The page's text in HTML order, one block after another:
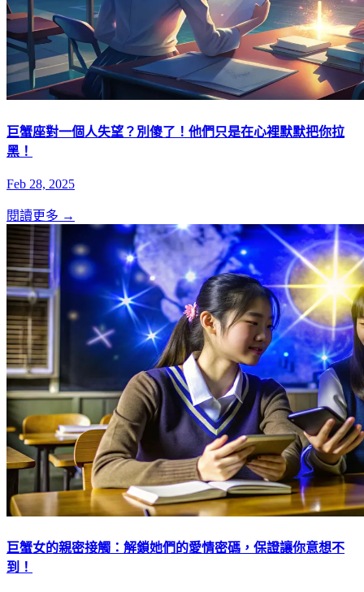
巨蟹座對一個人失望？別傻了！他們只是在心裡默默把你拉
黑！
Feb 28, 2025
閱讀更多 →
巨蟹女的親密接觸：解鎖她們的愛情密碼，保證讓你意想不
到！